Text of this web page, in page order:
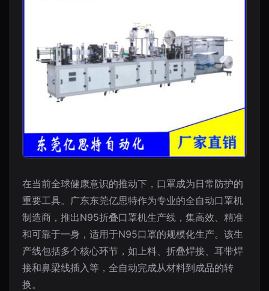
在当前全球健康意识的推动下，口罩成为日常防护的
重要工具。广东东莞亿思特作为专业的全自动口罩机
制造商，推出N95折叠口罩机生产线，集高效、精准
和可靠于一身，适用于N95口罩的规模化生产。该生
产线包括多个核心环节，如上料、折叠焊接、耳带焊
接和鼻梁线插入等，全自动完成从材料到成品的转
换。